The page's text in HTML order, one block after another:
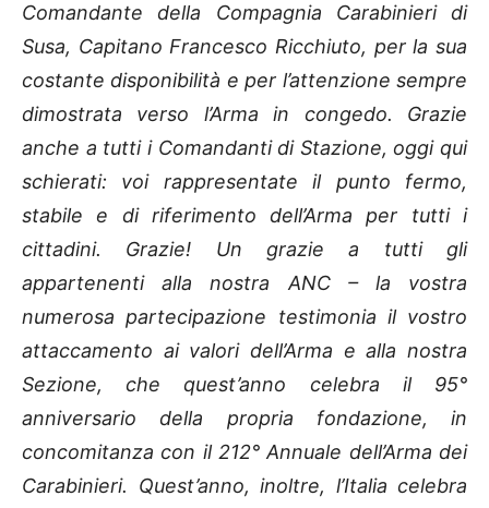
Comandante della Compagnia Carabinieri di
Susa, Capitano Francesco Ricchiuto, per la sua
costante disponibilità e per l’attenzione sempre
dimostrata verso l’Arma in congedo. Grazie
anche a tutti i Comandanti di Stazione, oggi qui
schierati: voi rappresentate il punto fermo,
stabile e di riferimento dell’Arma per tutti i
cittadini. Grazie! Un grazie a tutti gli
appartenenti alla nostra ANC – la vostra
numerosa partecipazione testimonia il vostro
attaccamento ai valori dell’Arma e alla nostra
Sezione, che quest’anno celebra il 95°
anniversario della propria fondazione, in
concomitanza con il 212° Annuale dell’Arma dei
Carabinieri. Quest’anno, inoltre, l’Italia celebra